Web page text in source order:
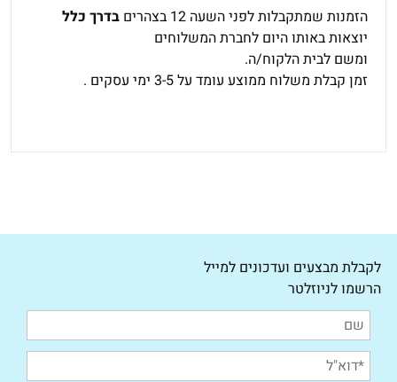
הזמנות שמתקבלות לפני השעה 12 בצהרים
בדרך כלל
יוצאות באותו היום לחברת המשלוחים
ומשם לבית הלקוח/ה.
זמן קבלת משלוח ממוצע עומד על 3-5 ימי עסקים .
לקבלת מבצעים ועדכונים למייל
הרשמו לניוזלטר